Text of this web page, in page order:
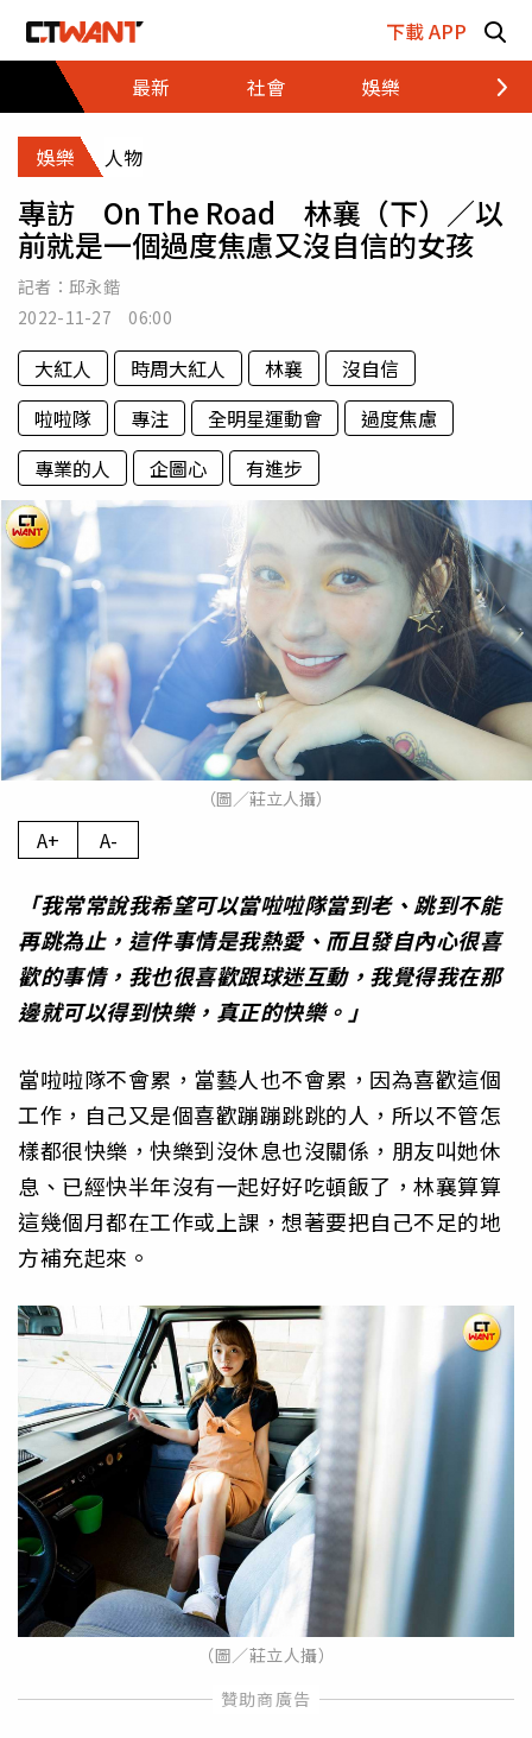
下載 APP
最新
社會 娛樂 財經
娛樂 人物
專訪 On The Road 林襄（下）／以
前就是一個過度焦慮又沒自信的女孩
記者： 邱永鍇
2022-11-27 06:00
大紅人 時周大紅人 林襄
沒自信
啦啦隊
專注 全明星運動會
過度焦慮
專業的人
企圖心 有進步
（圖／莊立人攝）
A+ A-
「我常常說我希望可以當啦啦隊當到老、跳到不能
再跳為止，這件事情是我熱愛、而且發自內心很喜
歡的事情，我也很喜歡跟球迷互動，我覺得我在那
邊就可以得到快樂，真正的快樂。」
當啦啦隊不會累，當藝人也不會累，因為喜歡這個
工作，自己又是個喜歡蹦蹦跳跳的人，所以不管怎
樣都很快樂，快樂到沒休息也沒關係，朋友叫她休
息、已經快半年沒有一起好好吃頓飯了，林襄算算
這幾個月都在工作或上課，想著要把自己不足的地
方補充起來。
（圖／莊立人攝）